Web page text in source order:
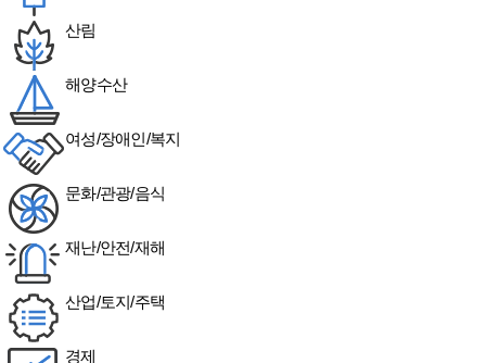
산림
해양수산
여성/장애인/복지
문화/관광/음식
재난/안전/재해
산업/토지/주택
경제